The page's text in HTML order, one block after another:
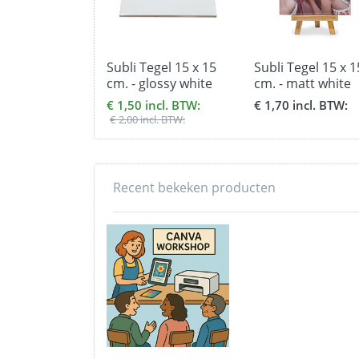
Subli Tegel 15 x 15
cm. - glossy white
€ 1,50 incl. BTW:
€ 2,00 incl. BTW:
Subli Tegel 15 x
cm. - matt white
€ 1,70 incl. BTW:
Recent bekeken producten